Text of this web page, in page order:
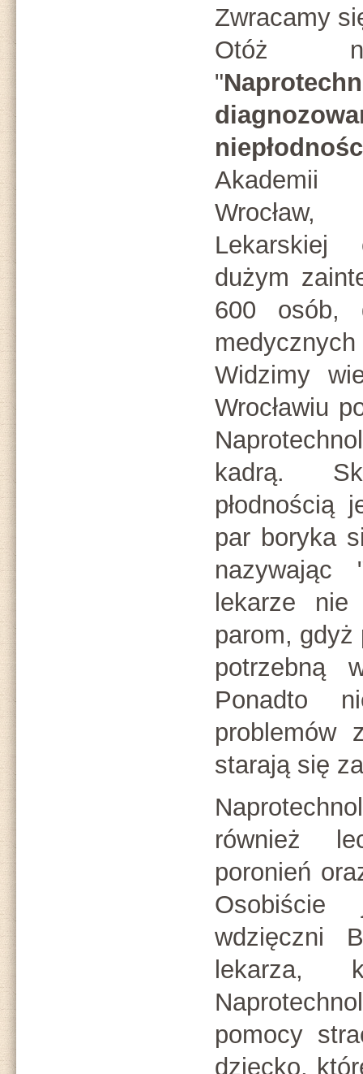
Zwracamy
Otóż
"
Akademii
Lekarskiej
dużym
600 osób,
Widzimy
Wrocławiu
kadrą.
płodnością
par boryka
nazywając
lekarze nie
parom, gdyż
potrzebną
Ponadto
problemów
starają się
również
poronień
wdzięczni
lekarza,
pomocy
dziecko,